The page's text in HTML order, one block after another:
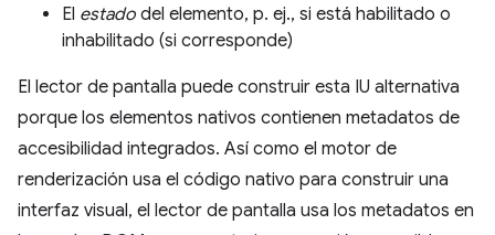
El estado del elemento, p. ej., si está habilitado o
inhabilitado (si corresponde)
El lector de pantalla puede construir esta IU alternativa
porque los elementos nativos contienen metadatos de
accesibilidad integrados. Así como el motor de
renderización usa el código nativo para construir una
interfaz visual, el lector de pantalla usa los metadatos en